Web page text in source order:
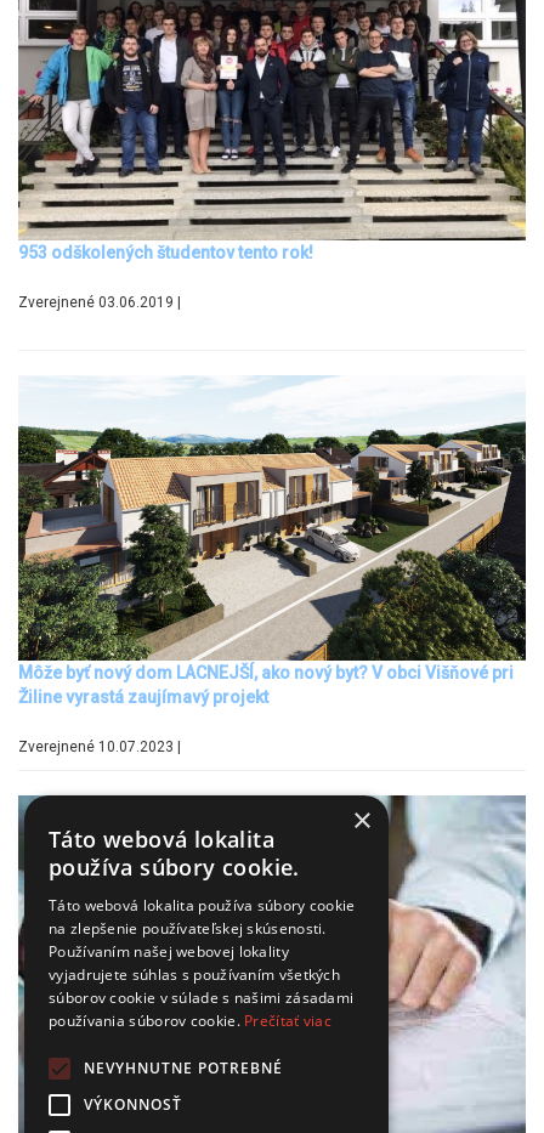
953 odškolených študentov tento rok!
Zverejnené 03.06.2019 |
Môže byť nový dom LACNEJŠÍ, ako nový byt? V obci Višňové pri
Žiline vyrastá zaujímavý projekt
Zverejnené 10.07.2023 |
×
Táto webová lokalita
používa súbory cookie.
Táto webová lokalita používa súbory cookie
na zlepšenie používateľskej skúsenosti.
Používaním našej webovej lokality
vyjadrujete súhlas s používaním všetkých
súborov cookie v súlade s našimi zásadami
používania súborov cookie. Prečítať viac
NEVYHNUTNE POTREBNÉ
VÝKONNOSŤ